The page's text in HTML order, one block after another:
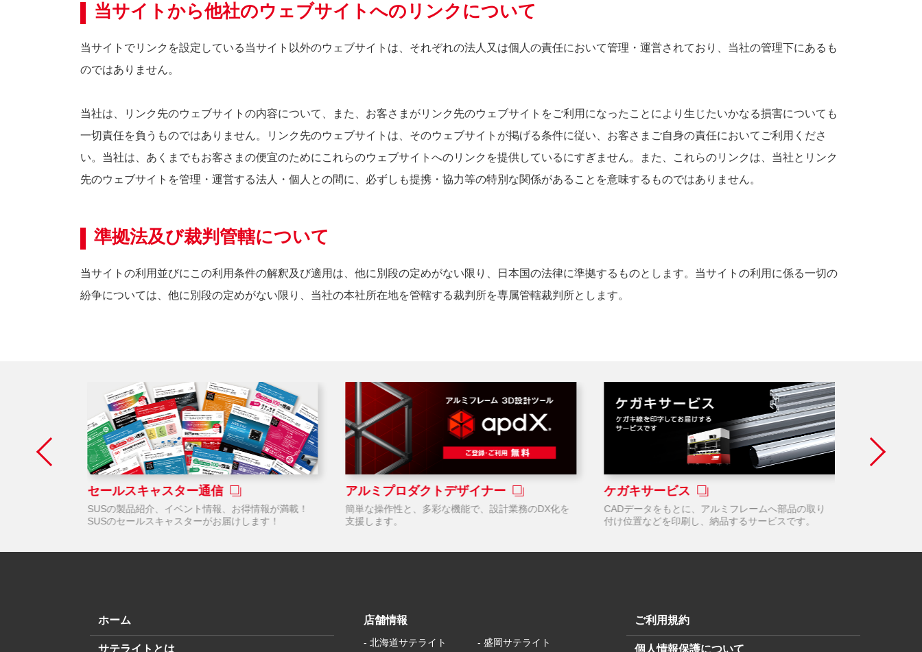
当サイトから他社のウェブサイトへのリンクについて
当サイトでリンクを設定している当サイト以外のウェブサイトは、それぞれの法人又は個人の責任において管理・運営されており、当社の管理下にあるも
のではありません。
当社は、リンク先のウェブサイトの内容について、また、お客さまがリンク先のウェブサイトをご利用になったことにより生じたいかなる損害についても
一切責任を負うものではありません。リンク先のウェブサイトは、そのウェブサイトが掲げる条件に従い、お客さまご自身の責任においてご利用くださ
い。当社は、あくまでもお客さまの便宜のためにこれらのウェブサイトへのリンクを提供しているにすぎません。また、これらのリンクは、当社とリンク
先のウェブサイトを管理・運営する法人・個人との間に、必ずしも提携・協力等の特別な関係があることを意味するものではありません。
準拠法及び裁判管轄について
当サイトの利用並びにこの利用条件の解釈及び適用は、他に別段の定めがない限り、日本国の法律に準拠するものとします。当サイトの利用に係る一切の
紛争については、他に別段の定めがない限り、当社の本社所在地を管轄する裁判所を専属管轄裁判所とします。
セールスキャスター通信
SUSの製品紹介、イベント情報、お得情報が満載！
SUSのセールスキャスターがお届けします！
アルミプロダクトデザイナー
簡単な操作性と、多彩な機能で、設計業務のDX化を
支援します。
ケガキサービス
CADデータをもとに、アルミフレームへ部品の取り
付け位置などを印刷し、納品するサービスです。
ホーム
サテライトとは
店舗情報
- 北海道サテライト - 盛岡サテライト
ご利用規約
個人情報保護について